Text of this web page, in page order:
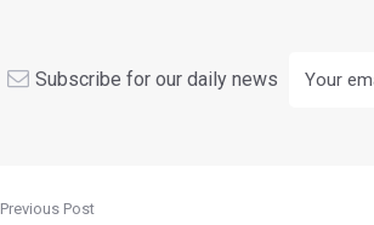
Subscribe for our daily news
Previous Post